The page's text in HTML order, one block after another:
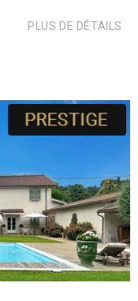
PLUS DE DÉTAILS